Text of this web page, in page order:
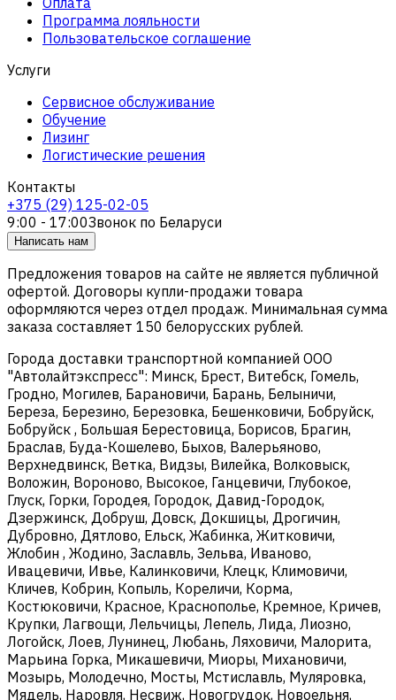
Программа лояльности
Пользовательское соглашение
Услуги
Сервисное обслуживание
Обучение
Лизинг
Логистические решения
Контакты
+375 (29) 125-02-05
9:00 - 17:00Звонок по Беларуси
Написать нам
Предложения товаров на сайте не является публичной
офертой. Договоры купли-продажи товара
оформляются через отдел продаж. Минимальная сумма
заказа составляет 150 белорусских рублей.
Города доставки транспортной компанией ООО
"Автолайтэкспресс": Минск, Брест, Витебск, Гомель,
Гродно, Могилев, Барановичи, Барань, Белыничи,
Береза, Березино, Березовка, Бешенковичи, Бобруйск,
Бобруйск , Большая Берестовица, Борисов, Брагин,
Браслав, Буда-Кошелево, Быхов, Валерьяново,
Верхнедвинск, Ветка, Видзы, Вилейка, Волковыск,
Воложин, Вороново, Высокое, Ганцевичи, Глубокое,
Глуск, Горки, Городея, Городок, Давид-Городок,
Дзержинск, Добруш, Довск, Докшицы, Дрогичин,
Дубровно, Дятлово, Ельск, Жабинка, Житковичи,
Жлобин , Жодино, Заславль, Зельва, Иваново,
Ивацевичи, Ивье, Калинковичи, Клецк, Климовичи,
Кличев, Кобрин, Копыль, Кореличи, Корма,
Костюковичи, Красное, Краснополье, Кремное, Кричев,
Крупки, Лагвощи, Лельчицы, Лепель, Лида, Лиозно,
Логойск, Лоев, Лунинец, Любань, Ляховичи, Малорита,
Марьина Горка, Микашевичи, Миоры, Михановичи,
Мозырь, Молодечно, Мосты, Мстиславль, Муляровка,
Мядель, Наровля, Несвиж, Новогрудок, Новоельня,